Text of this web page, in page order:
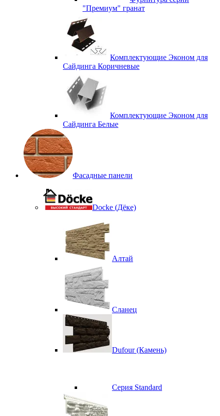
"Премиум" гранат
Комплектующие Эконом для
Сайдинга Коричневые
Комплектующие Эконом для
Сайдинга Белые
Фасадные панели
Docke (Дёке)
Алтай
Сланец
Dufour (Камень)
Серия Standard